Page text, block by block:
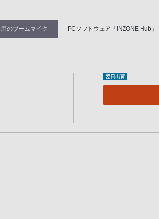
のブームマイク PCソフトウェア「INZONE Hub」
翌日出荷